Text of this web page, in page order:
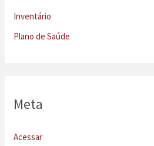
Inventário
Plano de Saúde
Meta
Acessar